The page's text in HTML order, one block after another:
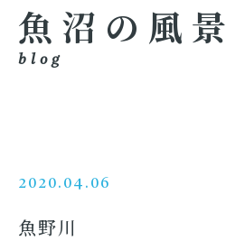
魚沼の風景
blog
2020.04.06
魚野川